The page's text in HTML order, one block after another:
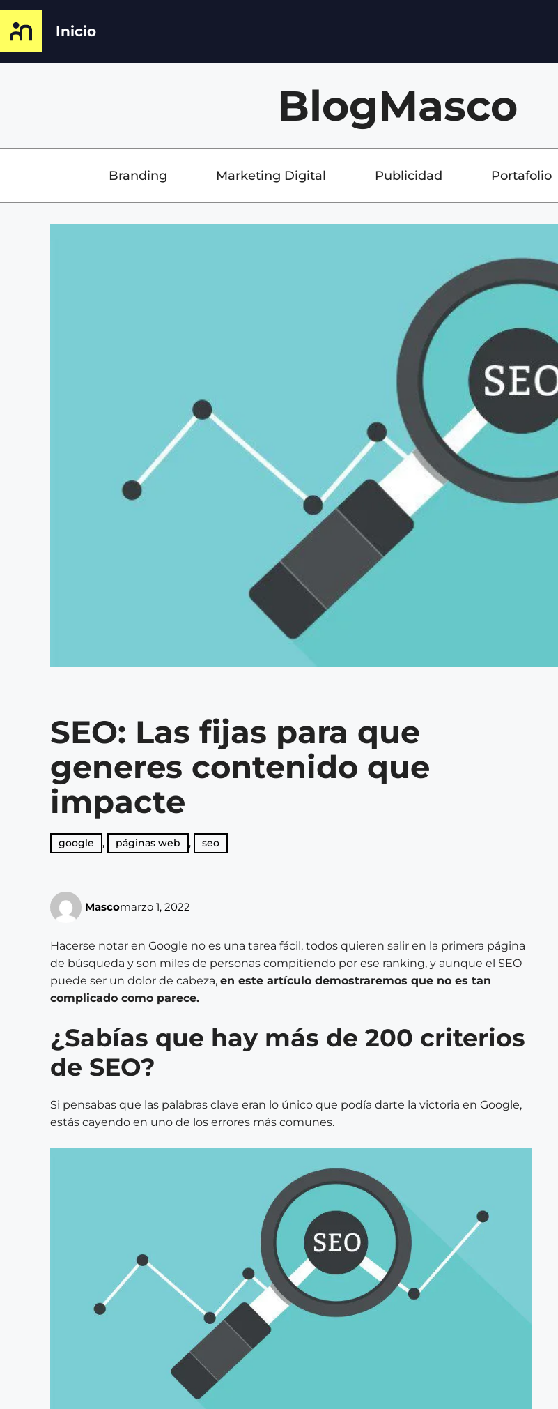
Inicio
BlogMasco
Branding Marketing Digital Publicidad Portafolio
SEO: Las fijas para que
generes contenido que
impacte
google , páginas web , seo
Mascomarzo 1, 2022
Hacerse notar en Google no es una tarea fácil, todos quieren salir en la primera página
de búsqueda y son miles de personas compitiendo por ese ranking, y aunque el SEO
puede ser un dolor de cabeza, en este artículo demostraremos que no es tan
complicado como parece.
¿Sabías que hay más de 200 criterios
de SEO?
Si pensabas que las palabras clave eran lo único que podía darte la victoria en Google,
estás cayendo en uno de los errores más comunes.